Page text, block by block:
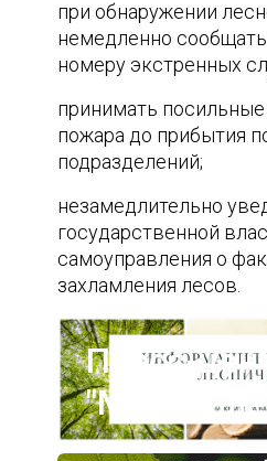
при обнаружении
немедленно
номеру экстренных
принимать
пожара до прибытия
подразделений;
незамедлительно
государственной
самоуправления о
захламления лесов.
Пресс-